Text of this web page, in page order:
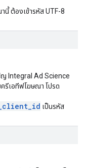
นี้ ต้องเข้ารหัส UTF-8
ญ Integral Ad Science
รีเอทีฟโฆษณา โปรด
เป็นรหัส